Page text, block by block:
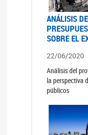
ANÁLISIS
SOBRE EL
22/06/2020
Análisis del
la perspectiva
públicos